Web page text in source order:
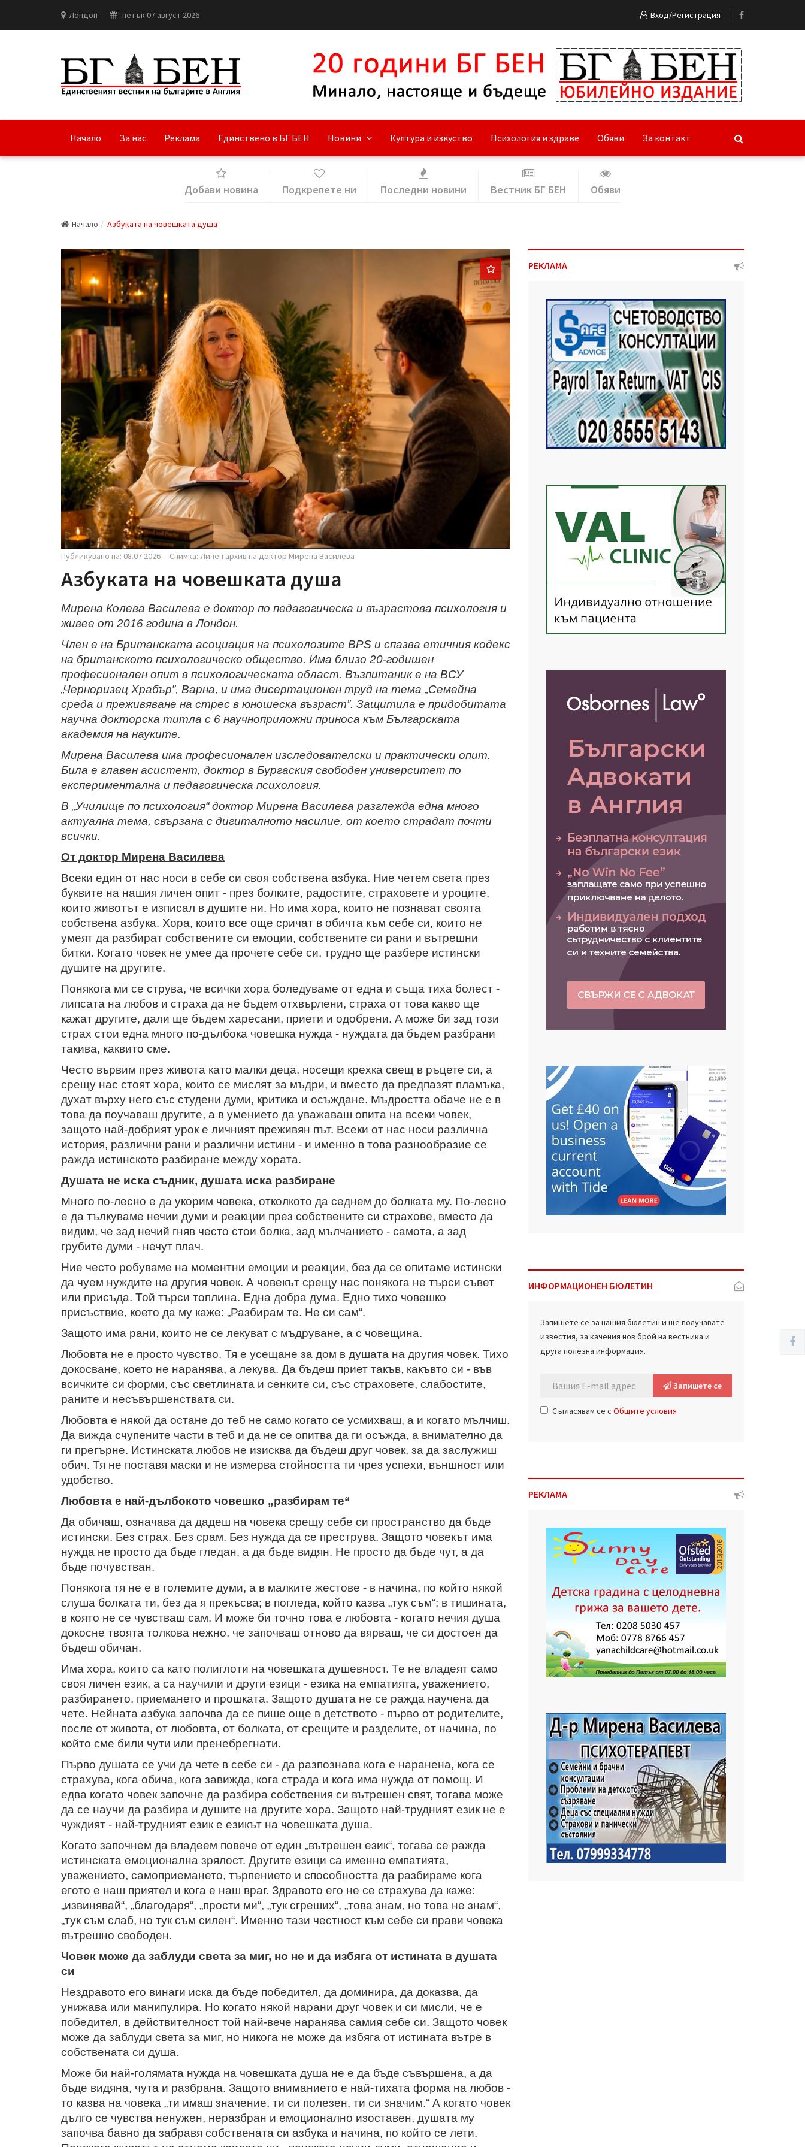
Лондон петък 07 август 2026 Вход/Регистрация
Начало За нас Реклама Единствено в БГ БЕН Новини Култура и изкуство Психология и здраве Обяви За контакт
Добави новина Подкрепете ни Последни новини Вестник БГ БЕН Обяви
Начало Азбуката на човешката душа
Публикувано на: 08.07.2026 Снимка: Личен архив на доктор Мирена Василева
Азбуката на човешката душа
Мирена Колева Василева е доктор по педагогическа и възрастова психология и
живее от 2016 година в Лондон.
Член е на Британската асоциация на психолозите BPS и спазва етичния кодекс
на британското психологическо общество. Има близо 20-годишен
професионален опит в психологическата област. Възпитаник е на ВСУ
„Черноризец Храбър”, Варна, и има дисертационен труд на тема „Семейна
среда и преживяване на стрес в юношеска възраст”. Защитила е придобитата
научна докторска титла с 6 научноприложни приноса към Българската
академия на науките.
Мирена Василева има професионален изследователски и практически опит.
Била е главен асистент, доктор в Бургаския свободен университет по
експериментална и педагогическа психология.
В „Училище по психология“ доктор Мирена Василева разглежда една много
актуална тема, свързана с дигиталното насилие, от което страдат почти
всички.
От доктор Мирена Василева
Всеки един от нас носи в себе си своя собствена азбука. Ние четем света през
буквите на нашия личен опит - през болките, радостите, страховете и уроците,
които животът е изписал в душите ни. Но има хора, които не познават своята
собствена азбука. Хора, които все още сричат в обичта към себе си, които не
умеят да разбират собствените си емоции, собствените си рани и вътрешни
битки. Когато човек не умее да прочете себе си, трудно ще разбере истински
душите на другите.
Понякога ми се струва, че всички хора боледуваме от една и съща тиха болест -
липсата на любов и страха да не бъдем отхвърлени, страха от това какво ще
кажат другите, дали ще бъдем харесани, приети и одобрени. А може би зад този
страх стои една много по-дълбока човешка нужда - нуждата да бъдем разбрани
такива, каквито сме.
Често вървим през живота като малки деца, носещи крехка свещ в ръцете си, а
срещу нас стоят хора, които се мислят за мъдри, и вместо да предпазят пламъка,
духат върху него със студени думи, критика и осъждане. Мъдростта обаче не е в
това да поучаваш другите, а в умението да уважаваш опита на всеки човек,
защото най-добрият урок е личният преживян път. Всеки от нас носи различна
история, различни рани и различни истини - и именно в това разнообразие се
ражда истинското разбиране между хората.
Душата не иска съдник, душата иска разбиране
Много по-лесно е да укорим човека, отколкото да седнем до болката му. По-лесно
е да тълкуваме нечии думи и реакции през собствените си страхове, вместо да
видим, че зад нечий гняв често стои болка, зад мълчанието - самота, а зад
грубите думи - нечут плач.
Ние често робуваме на моментни емоции и реакции, без да се опитаме истински
да чуем нуждите на другия човек. А човекът срещу нас понякога не търси съвет
или присъда. Той търси топлина. Една добра дума. Едно тихо човешко
присъствие, което да му каже: „Разбирам те. Не си сам“.
Защото има рани, които не се лекуват с мъдруване, а с човещина.
Любовта не е просто чувство. Тя е усещане за дом в душата на другия човек. Тихо
докосване, което не наранява, а лекува. Да бъдеш приет такъв, какъвто си - във
всичките си форми, със светлината и сенките си, със страховете, слабостите,
раните и несъвършенствата си.
Любовта е някой да остане до теб не само когато се усмихваш, а и когато мълчиш.
Да вижда счупените части в теб и да не се опитва да ги осъжда, а внимателно да
ги прегърне. Истинската любов не изисква да бъдеш друг човек, за да заслужиш
обич. Тя не поставя маски и не измерва стойността ти чрез успехи, външност или
удобство.
Любовта е най-дълбокото човешко „разбирам те“
Да обичаш, означава да дадеш на човека срещу себе си пространство да бъде
истински. Без страх. Без срам. Без нужда да се преструва. Защото човекът има
нужда не просто да бъде гледан, а да бъде видян. Не просто да бъде чут, а да
бъде почувстван.
Понякога тя не е в големите думи, а в малките жестове - в начина, по който някой
слуша болката ти, без да я прекъсва; в погледа, който казва „тук съм“; в тишината,
в която не се чувстваш сам. И може би точно това е любовта - когато нечия душа
докосне твоята толкова нежно, че започваш отново да вярваш, че си достоен да
бъдеш обичан.
Има хора, които са като полиглоти на човешката душевност. Те не владеят само
своя личен език, а са научили и други езици - езика на емпатията, уважението,
разбирането, приемането и прошката. Защото душата не се ражда научена да
чете. Нейната азбука започва да се пише още в детството - първо от родителите,
после от живота, от любовта, от болката, от срещите и разделите, от начина, по
който сме били чути или пренебрегнати.
Първо душата се учи да чете в себе си - да разпознава кога е наранена, кога се
страхува, кога обича, кога завижда, кога страда и кога има нужда от помощ. И
едва когато човек започне да разбира собствения си вътрешен свят, тогава може
да се научи да разбира и душите на другите хора. Защото най-трудният език не е
чуждият - най-трудният език е езикът на човешката душа.
Когато започнем да владеем повече от един „вътрешен език“, тогава се ражда
истинската емоционална зрялост. Другите езици са именно емпатията,
уважението, самоприемането, търпението и способността да разбираме кога
егото е наш приятел и кога е наш враг. Здравото его не се страхува да каже:
„извинявай“, „благодаря“, „прости ми“, „тук сгреших“, „това знам, но това не знам“,
„тук съм слаб, но тук съм силен“. Именно тази честност към себе си прави човека
вътрешно свободен.
Човек може да заблуди света за миг, но не и да избяга от истината в душата
си
Нездравото его винаги иска да бъде победител, да доминира, да доказва, да
унижава или манипулира. Но когато някой нарани друг човек и си мисли, че е
победител, в действителност той най-вече наранява самия себе си. Защото човек
може да заблуди света за миг, но никога не може да избяга от истината вътре в
собствената си душа.
Може би най-голямата нужда на човешката душа не е да бъде съвършена, а да
бъде видяна, чута и разбрана. Защото вниманието е най-тихата форма на любов -
то казва на човека „ти имаш значение, ти си полезен, ти си значим.“ А когато човек
дълго се чувства ненужен, неразбран и емоционално изоставен, душата му
започва бавно да забравя собствената си азбука и начина, по който се лети.
РЕКЛАМА
ИНФОРМАЦИОНЕН БЮЛЕТИН
Запишете се за нашия бюлетин и ще получавате
известия, за качения нов брой на вестника и
друга полезна информация.
Запишете се
Съгласявам се с Общите условия
РЕКЛАМА